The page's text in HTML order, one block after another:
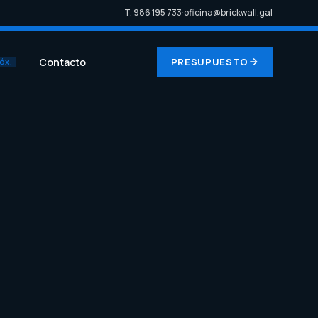
T. 986 195 733·oficina@brickwall.gal
Contacto PRESUPUESTO